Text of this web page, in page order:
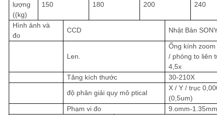
lượng
((kg)
150 180 200 240
Hình ảnh và
đo
CCD Nhật Bản
Len.
Ống kính zoom
/ phóng to liên
4,5x
Tăng kích thước
30-210X
độ phân giải quy mô ptical
X / Y / trục
(0,5um)
Phạm vi đo
9.omm-